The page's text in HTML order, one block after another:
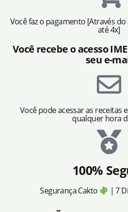
Você faz o pagamento [Através
até 4x]
Você recebe o acesso
seu e-
Você pode acessar as receitas
qualquer hora
100%
Segurança Cakto | 7